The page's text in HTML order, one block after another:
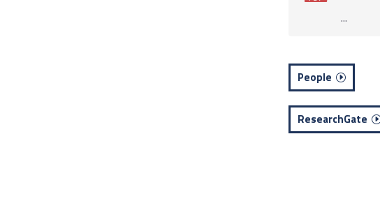
...
People
ResearchGate